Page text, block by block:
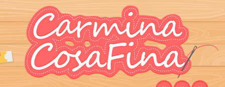
'Cosicas' de
Blog donde expongo mis
portalibros, mochilas,
cariño.